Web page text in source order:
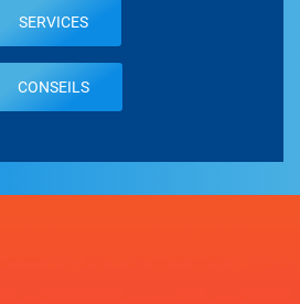
SERVICES
CONSEILS